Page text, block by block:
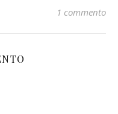
1 commento